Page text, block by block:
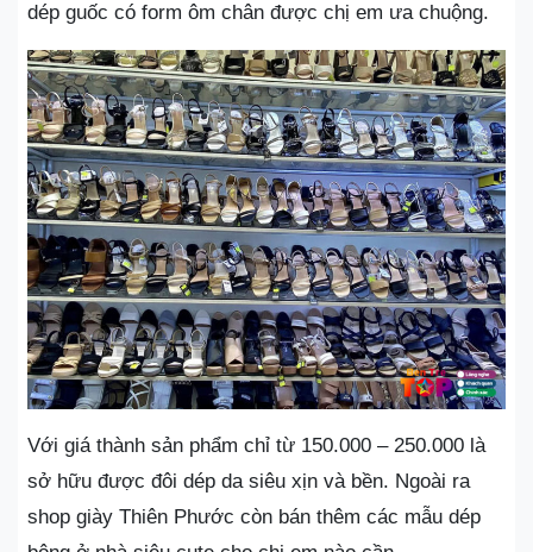
dép guốc có form ôm chân được chị em ưa chuộng.
Với giá thành sản phẩm chỉ từ 150.000 – 250.000 là
sở hữu được đôi dép da siêu xịn và bền. Ngoài ra
shop giày Thiên Phước còn bán thêm các mẫu dép